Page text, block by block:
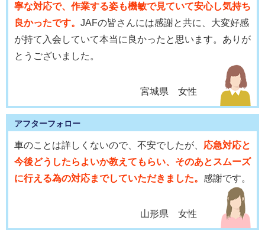
寧な対応で、作業する姿も機敏で見ていて安心し気持ち
良かったです。 JAFの皆さんには感謝と共に、大変好感
が持て入会していて本当に良かったと思います。ありが
とうございました。
宮城県 女性
アフターフォロー
車のことは詳しくないので、不安でしたが、 応急対応と
今後どうしたらよいか教えてもらい、そのあとスムーズ
に行える為の対応までしていただきました。 感謝です。
山形県 女性